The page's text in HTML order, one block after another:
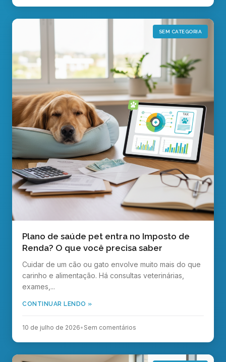
SEM CATEGORIA
Plano de saúde pet entra no Imposto de
Renda? O que você precisa saber
Cuidar de um cão ou gato envolve muito mais do que
carinho e alimentação. Há consultas veterinárias,
exames,...
CONTINUAR LENDO »
10 de julho de 2026• Sem comentários